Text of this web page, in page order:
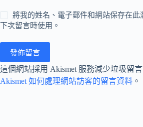
將我的姓名、電子郵件和網站保存在此
下次留言時使用。
發佈留言
這個網站採用 Akismet 服務減少垃圾留言
Akismet 如何處理網站訪客的留言資料 。